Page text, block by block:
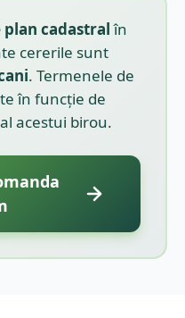
plan cadastralîn
cererile sunt
. Termenele de
în funcție de
acestui birou.